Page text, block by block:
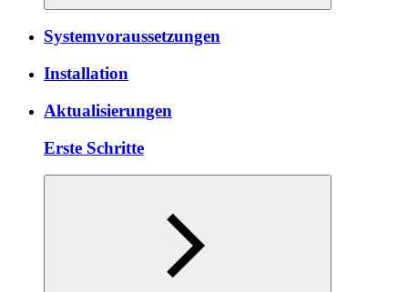
Systemvoraussetzungen
Installation
Aktualisierungen
Erste Schritte